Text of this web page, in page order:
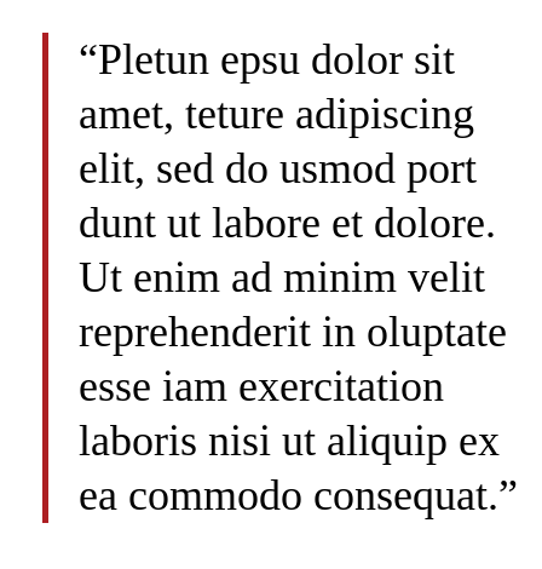
“Pletun epsu dolor sit
amet, teture adipiscing
elit, sed do usmod port
dunt ut labore et dolore.
Ut enim ad minim velit
reprehenderit in oluptate
esse iam exercitation
laboris nisi ut aliquip ex
ea commodo consequat.”